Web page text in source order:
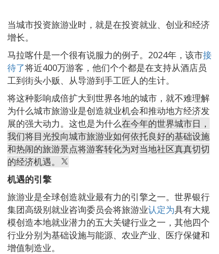
当城市投资旅游业时，就是在投资就业、创业和经济
增长。
马拉喀什是一个很有说服力的例子。2024年，该市接
待了将近400万游客，他们个个都是在支持从酒店员
工到街头小贩、从导游到手工匠人的生计。
将这种影响成倍扩大到世界各地的城市，就不难理解
为什么城市旅游业是创造就业机会和推动地方经济发
展的强大动力。这也是为什么在今年的世界城市日，
我们将目光投向城市旅游业如何依托良好的基础设施
和热闹的旅游景点将游客转化为对当地社区真真切切
的经济机遇。
机遇的引擎
旅游业是全球创造就业最有力的引擎之一。世界银行
集团高级别就业咨询委员会将旅游业认定为具有大规
模创造本地就业潜力的五大关键行业之一，其他四个
行业分别为基础设施与能源、农业产业、医疗保健和
增值制造业。